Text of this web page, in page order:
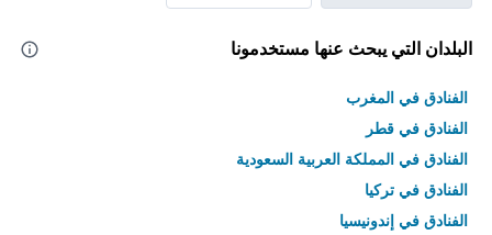
البلدان التي يبحث عنها مستخدمونا
الفنادق في المغرب
الفنادق في قطر
الفنادق في المملكة العربية السعودية
الفنادق في تركيا
الفنادق في إندونيسيا